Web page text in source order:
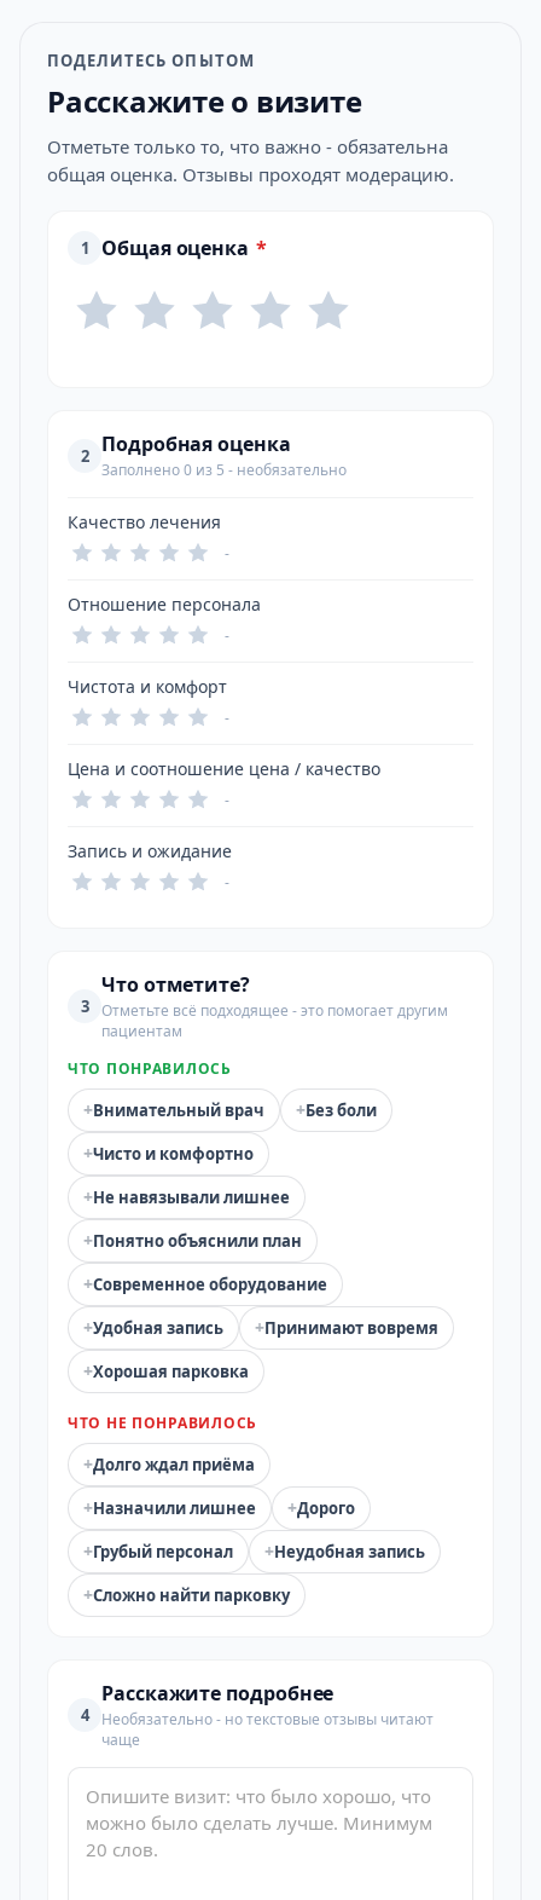
ПОДЕЛИТЕСЬ ОПЫТОМ
Расскажите о визите
Отметьте только то, что важно - обязательна
общая оценка. Отзывы проходят модерацию.
1 Общая оценка *
2 Подробная оценка
Заполнено 0 из 5 - необязательно
Качество лечения
-
Отношение персонала
-
Чистота и комфорт
-
Цена и соотношение цена / качество
-
Запись и ожидание
-
3
Что отметите?
Отметьте всё подходящее - это помогает другим
пациентам
ЧТО ПОНРАВИЛОСЬ
+Внимательный врач +Без боли
+Чисто и комфортно
+Не навязывали лишнее
+Понятно объяснили план
+Современное оборудование
+Удобная запись +Принимают вовремя
+Хорошая парковка
ЧТО НЕ ПОНРАВИЛОСЬ
+Долго ждал приёма
+Назначили лишнее +Дорого
+Грубый персонал +Неудобная запись
+Сложно найти парковку
4
Расскажите подробнее
Необязательно - но текстовые отзывы читают
чаще